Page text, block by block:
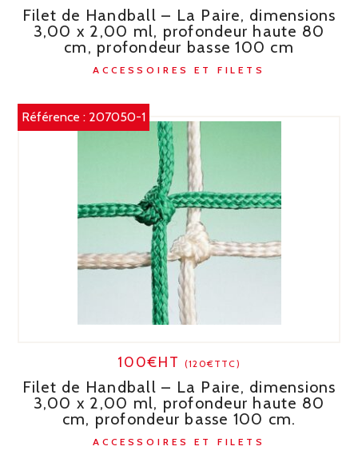
Filet de Handball – La Paire, dimensions
3,00 x 2,00 ml, profondeur haute 80
cm, profondeur basse 100 cm
ACCESSOIRES ET FILETS
Référence : 207050-1
100€HT(120€TTC)
Filet de Handball – La Paire, dimensions
3,00 x 2,00 ml, profondeur haute 80
cm, profondeur basse 100 cm.
ACCESSOIRES ET FILETS